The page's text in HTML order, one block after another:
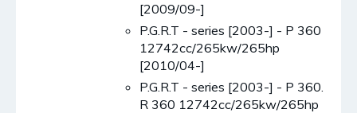
[2009/09-]
P.G.R.T - series [2003-] - P 360
12742cc/265kw/265hp
[2010/04-]
P.G.R.T - series [2003-] - P 360.
R 360 12742cc/265kw/265hp